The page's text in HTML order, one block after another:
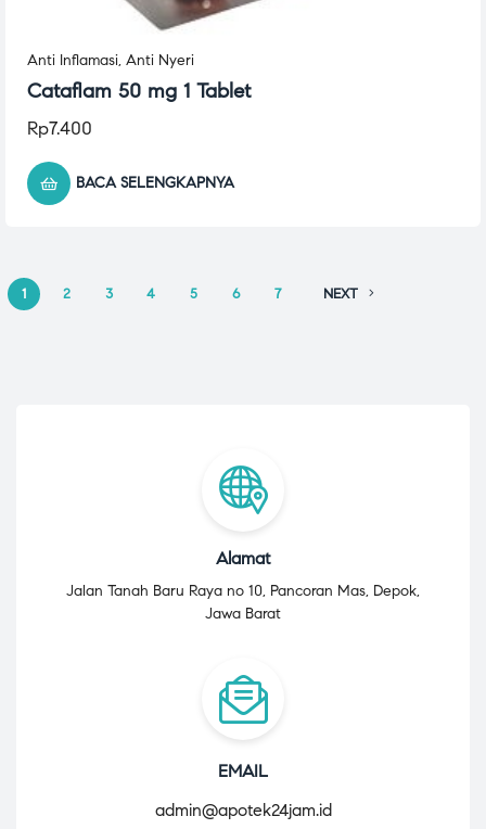
Anti Inflamasi, Anti Nyeri
Cataflam 50 mg 1 Tablet
Rp7.400
BACA SELENGKAPNYA
1 2 3 4 5 6 7 NEXT
Alamat
Jalan Tanah Baru Raya no 10, Pancoran Mas, Depok,
Jawa Barat
EMAIL
admin@apotek24jam.id